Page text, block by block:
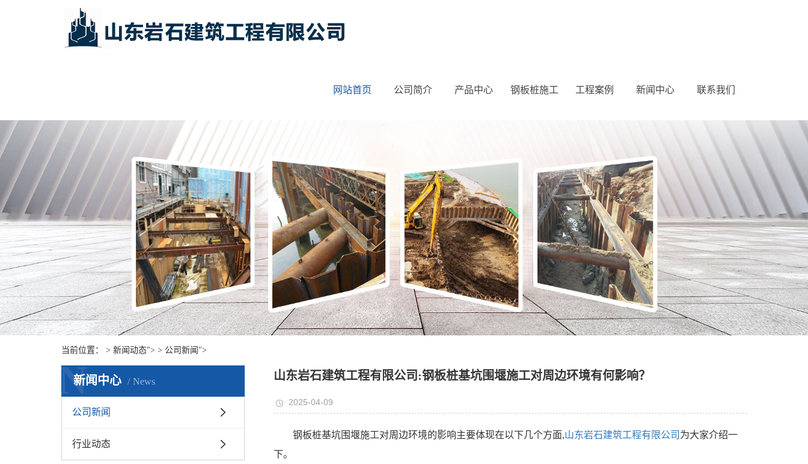
网站首页 公司简介 产品中心 钢板桩施工 工程案例 新闻中心 联系我们
当前位置： > 新闻动态"> > 公司新闻 ">
新闻中心 News
N
公司新闻
行业动态
山东岩石建筑工程有限公司:钢板桩基坑围堰施工对周边环境有何影响？
2025-04-09
钢板桩基坑围堰施工对周边环境的影响主要体现在以下几个方面,山东岩石建筑工程有限公司 为大家介绍一
下。